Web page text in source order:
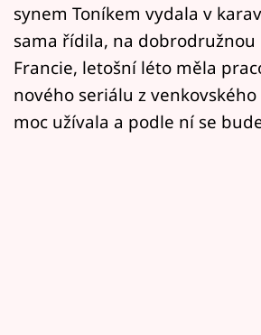
synem Toníkem vydala v
sama řídila, na dobrodružnou
Francie, letošní léto měla
nového seriálu z
moc užívala a podle ní se